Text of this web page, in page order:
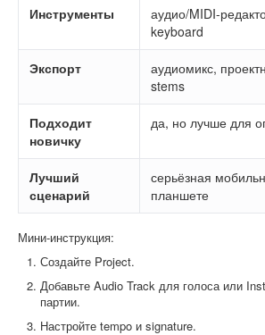
Инструменты
аудио/MIDI-
keyboard
Экспорт
аудиомикс,
stems
Подходит
новичку
да, но лучше для
Лучший
сценарий
серьёзная
планшете
Мини-инструкция:
Создайте Project.
Добавьте Audio Track для голоса или
партии.
Настройте tempo и signature.